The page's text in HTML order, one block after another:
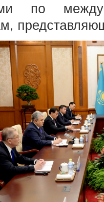
по